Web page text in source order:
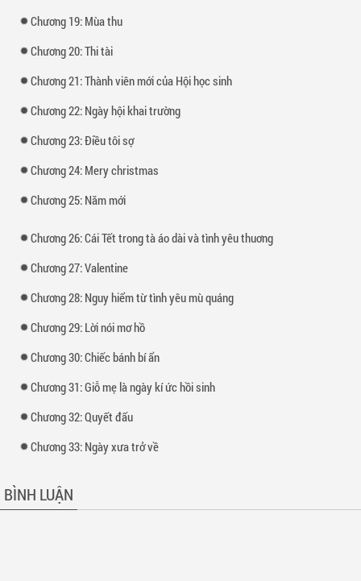
Chương 19: Mùa thu
Chương 20: Thi tài
Chương 21: Thành viên mới của Hội học sinh
Chương 22: Ngày hội khai trường
Chương 23: Điều tôi sợ
Chương 24: Mery christmas
Chương 25: Năm mới
Chương 26: Cái Tết trong tà áo dài và tình yêu thuơng
Chương 27: Valentine
Chương 28: Nguy hiểm từ tình yêu mù quáng
Chương 29: Lời nói mơ hồ
Chương 30: Chiếc bánh bí ẩn
Chương 31: Giỗ mẹ là ngày kí ức hồi sinh
Chương 32: Quyết đấu
Chương 33: Ngày xưa trở về
BÌNH LUẬN